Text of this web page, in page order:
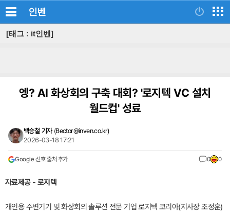
인벤
[태그 : it인벤]
엥? AI 화상회의 구축 대회? '로지텍 VC 설치
월드컵' 성료
백승철 기자 (Bector@inven.co.kr)
2026-03-18 17:21
Google 선호 출처 추가 0 0
자료제공 - 로지텍
개인용 주변기기 및 화상회의 솔루션 전문 기업 로지텍 코리아(지사장 조정훈)